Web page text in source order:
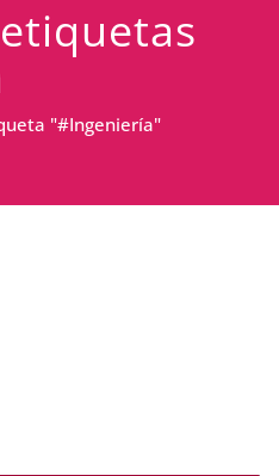
"#Ingeniería"